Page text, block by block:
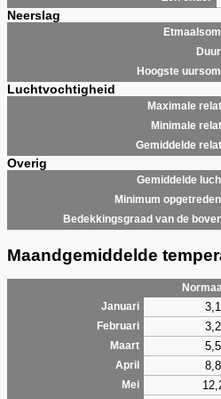
Neerslag
Etmaalsom
Duur
Hoogste uursom
Luchtvochtigheid
Maximale
Minimale
Gemiddelde
Overig
Gemiddelde
Minimum
Bedekkingsgraad van de
Maandgemiddelde
Januari
3,1
Februari 3,2
Maart 5,5
April 8,8
Mei